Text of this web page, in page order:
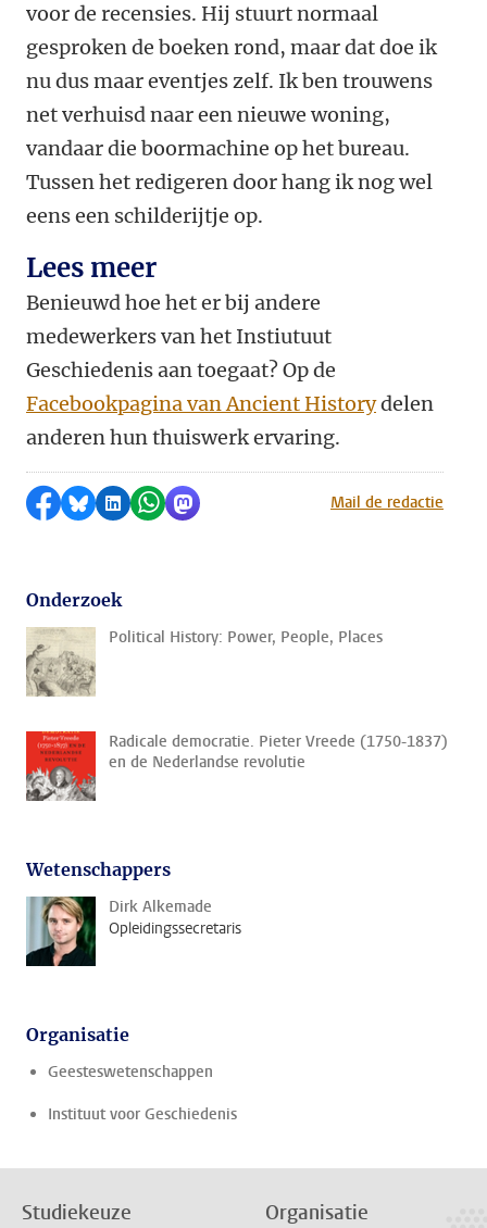
voor de recensies. Hij stuurt normaal
gesproken de boeken rond, maar dat doe ik
nu dus maar eventjes zelf. Ik ben trouwens
net verhuisd naar een nieuwe woning,
vandaar die boormachine op het bureau.
Tussen het redigeren door hang ik nog wel
eens een schilderijtje op.
Lees meer
Benieuwd hoe het er bij andere
medewerkers van het Instiutuut
Geschiedenis aan toegaat? Op de
Facebookpagina van Ancient Historydelen
anderen hun thuiswerk ervaring.
Delen op Facebook
Delen via Bluesky
Delen op LinkedIn
Delen via WhatsApp
Delen via MastodonMail de redactie
Onderzoek
Political History: Power, People, Places
Radicale democratie. Pieter Vreede (1750-1837)
en de Nederlandse revolutie
Wetenschappers
Dirk Alkemade
Opleidingssecretaris
Organisatie
Geesteswetenschappen
Instituut voor Geschiedenis
Studiekeuze Organisatie